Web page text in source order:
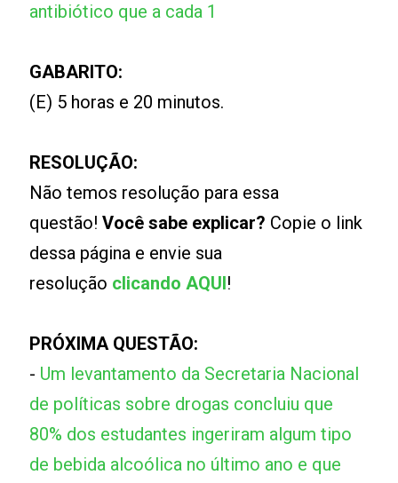
antibiótico que a cada 1
GABARITO:
(E) 5 horas e 20 minutos.
RESOLUÇÃO:
Não temos resolução para essa
questão!Você sabe explicar? Copie o link
dessa página e envie sua
resolução clicando AQUI!
PRÓXIMA QUESTÃO:
- Um levantamento da Secretaria Nacional
de políticas sobre drogas concluiu que
80% dos estudantes ingeriram algum tipo
de bebida alcoólica no último ano e que